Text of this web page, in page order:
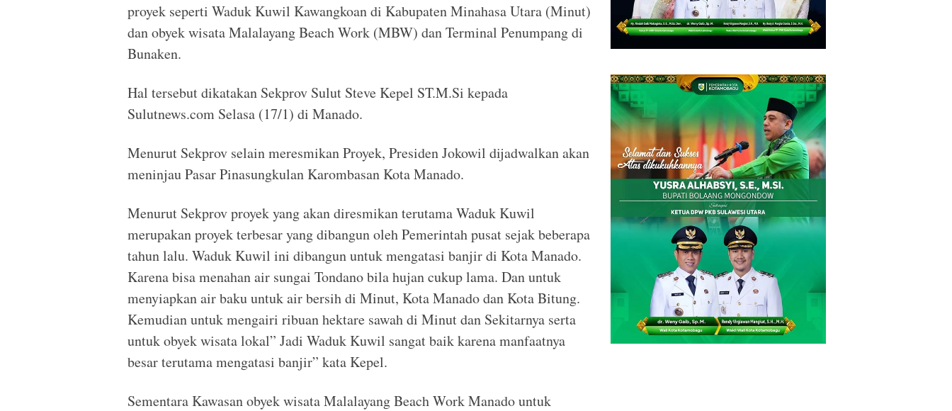
proyek seperti Waduk Kuwil Kawangkoan di Kabupaten Minahasa Utara (Minut)
dan obyek wisata Malalayang Beach Work (MBW) dan Terminal Penumpang di
Bunaken.
Hal tersebut dikatakan Sekprov Sulut Steve Kepel ST.M.Si kepada
Sulutnews.com Selasa (17/1) di Manado.
Menurut Sekprov selain meresmikan Proyek, Presiden Jokowil dijadwalkan akan
meninjau Pasar Pinasungkulan Karombasan Kota Manado.
Menurut Sekprov proyek yang akan diresmikan terutama Waduk Kuwil
merupakan proyek terbesar yang dibangun oleh Pemerintah pusat sejak beberapa
tahun lalu. Waduk Kuwil ini dibangun untuk mengatasi banjir di Kota Manado.
Karena bisa menahan air sungai Tondano bila hujan cukup lama. Dan untuk
menyiapkan air baku untuk air bersih di Minut, Kota Manado dan Kota Bitung.
Kemudian untuk mengairi ribuan hektare sawah di Minut dan Sekitarnya serta
untuk obyek wisata lokal” Jadi Waduk Kuwil sangat baik karena manfaatnya
besar terutama mengatasi banjir” kata Kepel.
Sementara Kawasan obyek wisata Malalayang Beach Work Manado untuk